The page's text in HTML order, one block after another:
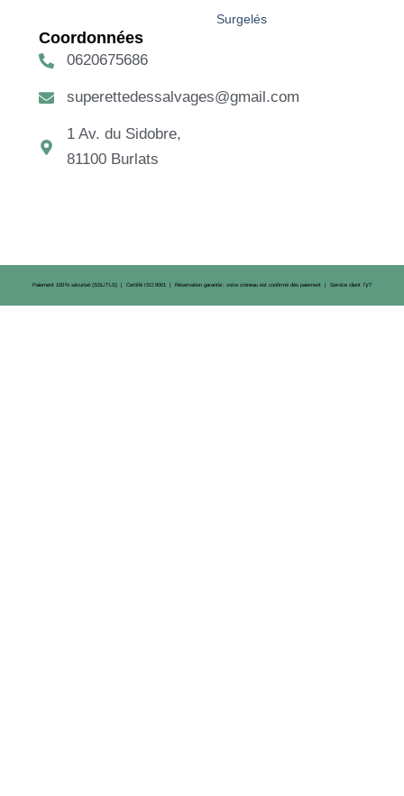
Surgelés
Coordonnées
0620675686
superettedessalvages@gmail.com
1 Av. du Sidobre,
81100 Burlats
Paiement 100 % sécurisé (SSL/TLS) | Certifié ISO 9001 | Réservation garantie : votre créneau est confirmé dès paiement | Service client 7 j/7